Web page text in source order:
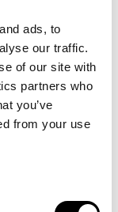
ads, to
our traffic.
of our site with
partners who
you’ve
from your use